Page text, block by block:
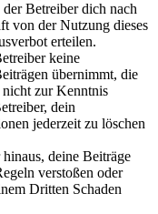
Betreiber dich nach
von der Nutzung dieses
erteilen.
keine
übernimmt, die
nicht zur Kenntnis
dein
jederzeit zu löschen
deine Beiträge
verstoßen oder
Dritten Schaden